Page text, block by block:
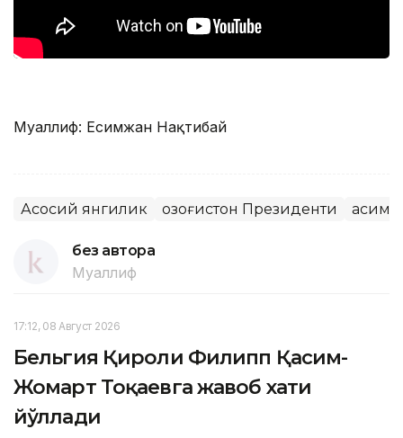
Муаллиф: Есимжан Нақтибай
Асосий янгилик Қозоғистон Президенти
без автора
Муаллиф
17:12, 08 Август 2026
Бельгия Қироли Филипп Қасим-
Жомарт Тоқаевга жавоб хати
йўллади